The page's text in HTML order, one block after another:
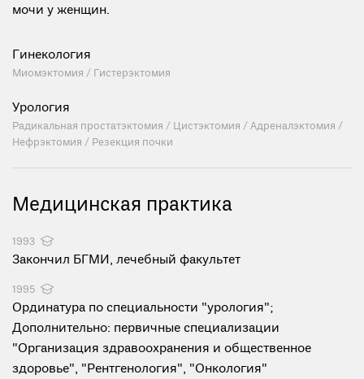
мочи у женщин.
Гинекология
Миомэктомия / Гистерэктомия
Урология
Радикальная простатэктомия / Цистэктомия / Адреналэктомия /
Нефрэктомия / Резекция почки
Медицинская практика
1993
Закончил БГМИ, лечебный факультет
1995
Ординатура по специальности "урология";
Дополнительно: первичные специализации
"Организация здравоохранения и общественное
здоровье", "Рентгенология", "Онкология"